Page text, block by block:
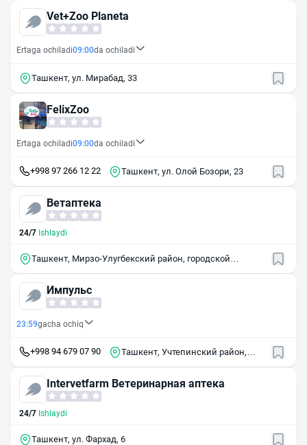
Vet+Zoo Planeta
Ertaga ochiladi09:00da ochiladi
Ташкент, ул. Мирабад, 33
FelixZoo
Ertaga ochiladi09:00da ochiladi
+998 97 266 12 22 Ташкент, ул. Олой Бозори, 23
Ветаптека
24/7 Ishlaydi
Ташкент, Мирзо-Улугбекский район, городской
Импульс
23:59gacha ochiq
+998 94 679 07 90
Ташкент, Учтепинский район,
Intervetfarm Ветеринарная аптека
24/7 Ishlaydi
Ташкент, ул. Фархад, 6